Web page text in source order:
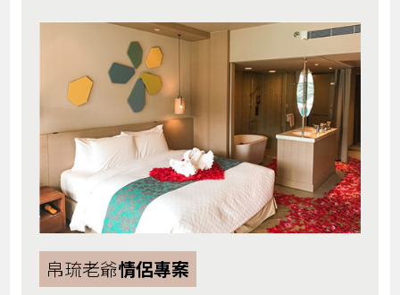
帛琉老爺情侶專案